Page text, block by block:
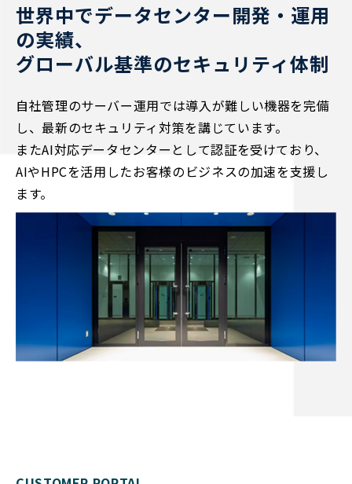
世界中でデータセンター開発・運用
の実績、
グローバル基準のセキュリティ体制
自社管理のサーバー運用では導入が難しい機器を完備
し、最新のセキュリティ対策を講じています。
またAI対応データセンターとして認証を受けており、
AIやHPCを活用したお客様のビジネスの加速を支援し
ます。